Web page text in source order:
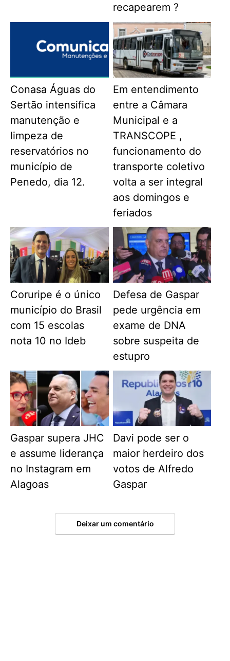
recapearem ?
Conasa Águas do
Sertão intensifica
manutenção e
limpeza de
reservatórios no
município de
Penedo, dia 12.
Em entendimento
entre a Câmara
Municipal e a
TRANSCOPE ,
funcionamento do
transporte coletivo
volta a ser integral
aos domingos e
feriados
Coruripe é o único
município do Brasil
com 15 escolas
nota 10 no Ideb
Defesa de Gaspar
pede urgência em
exame de DNA
sobre suspeita de
estupro
Gaspar supera JHC
e assume liderança
no Instagram em
Alagoas
Davi pode ser o
maior herdeiro dos
votos de Alfredo
Gaspar
Deixar um comentário